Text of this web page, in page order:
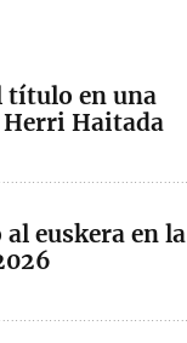
título en una
Haitada
euskera en la